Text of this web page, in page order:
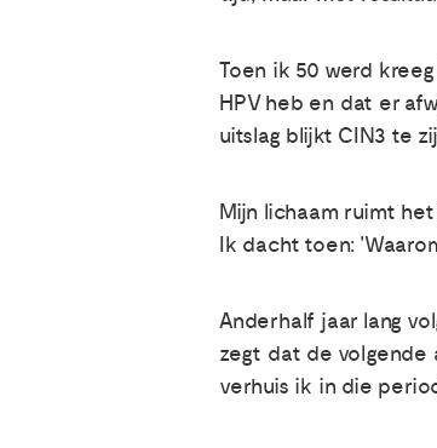
Toen ik 50 werd
HPV heb en dat er
uitslag blijkt CIN3 te
Mijn lichaam ruimt
Ik dacht toen:
Anderhalf jaar lang
zegt dat de volgende
verhuis ik in die